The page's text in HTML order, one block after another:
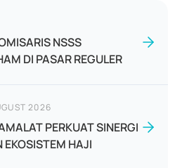
NSSS
DI PASAR REGULER
2026
PERKUAT SINERGI
HAJI